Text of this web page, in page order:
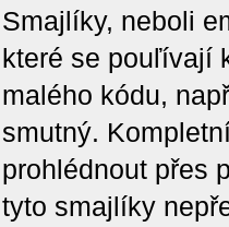
Smajlíky, neboli
které se pouľívají
malého kódu,
smutný.
prohlédnout přes
tyto smajlíky